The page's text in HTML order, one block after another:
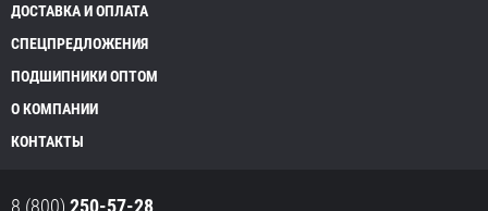
ДОСТАВКА И ОПЛАТА
СПЕЦПРЕДЛОЖЕНИЯ
ПОДШИПНИКИ ОПТОМ
О КОМПАНИИ
КОНТАКТЫ
8 (800) 250-57-28